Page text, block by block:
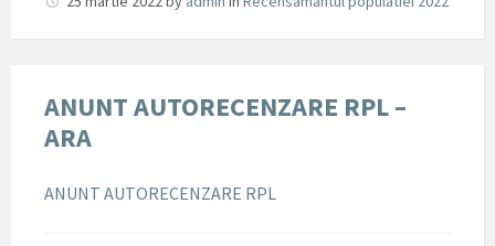
ANUNT AUTORECENZARE RPL –
ARA
ANUNT AUTORECENZARE RPL